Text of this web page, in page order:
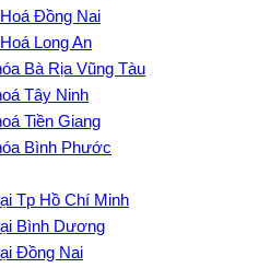
Đồng Nai
Long An
Bà Rịa Vũng Tàu
Tây Ninh
Tiền Giang
Bình Phước
Tp Hồ Chí Minh
Bình Dương
Đồng Nai